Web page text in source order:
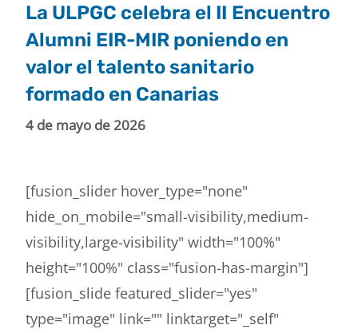
La ULPGC celebra el II Encuentro
Alumni EIR-MIR poniendo en
valor el talento sanitario
formado en Canarias
4 de mayo de 2026
[fusion_slider hover_type="none"
hide_on_mobile="small-visibility,medium-
visibility,large-visibility" width="100%"
height="100%" class="fusion-has-margin"]
[fusion_slide featured_slider="yes"
type="image" link="" linktarget="_self"